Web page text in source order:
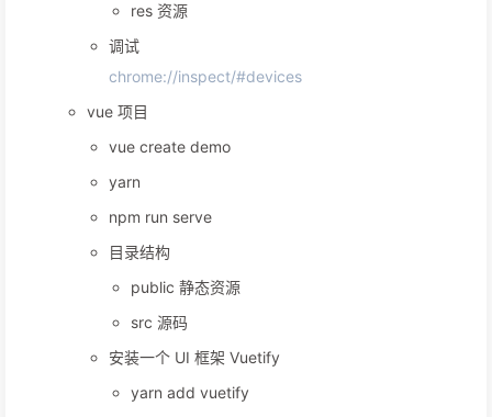
res 资源
调试
chrome://inspect/#devices
vue 项目
vue create demo
yarn
npm run serve
目录结构
public 静态资源
src 源码
安装一个 UI 框架 Vuetify
yarn add vuetify